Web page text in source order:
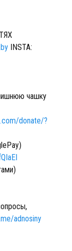
INSTA:
чашку
donate/?
adnosiny